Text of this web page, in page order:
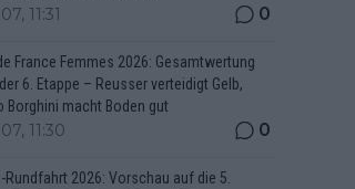
11:31 0
France Femmes 2026: Gesamtwertung
6. Etappe – Reusser verteidigt Gelb,
Borghini macht Boden gut
11:30 0
Rundfahrt 2026: Vorschau auf die 5.